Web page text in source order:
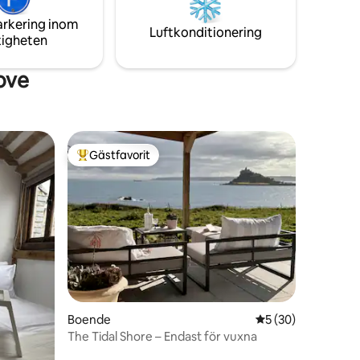
Supersnabb fiber. Parkering. Grill.
Hundvänligt
inom
Luftkonditionering
Populär gästfavorit
Gästfavorit
Boende 5 av 5 i
5 (30)
The Tidal Shore – Endast för vuxna